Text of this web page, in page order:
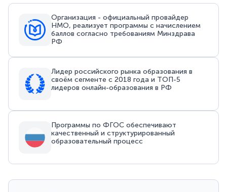
Организация - официальный провайдер
НМО, реализует программы с начислением
баллов согласно требованиям Минздрава
РФ
Лидер российского рынка образования в
своём сегменте с 2018 года и ТОП-5
лидеров онлайн-образования в РФ
Программы по ФГОС обеспечивают
качественный и структурированный
образовательный процесс